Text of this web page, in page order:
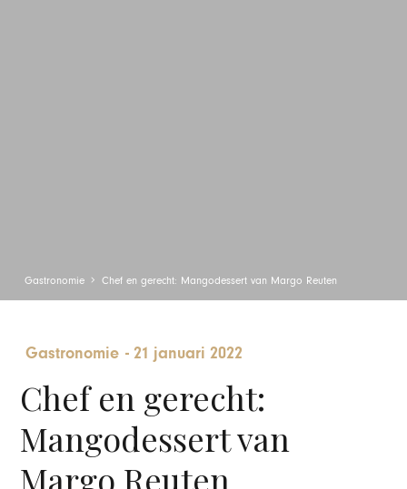
Gastronomie Chef en gerecht: Mangodessert van Margo Reuten
Gastronomie -21 januari 2022
Chef en gerecht:
Mangodessert van
Margo Reuten